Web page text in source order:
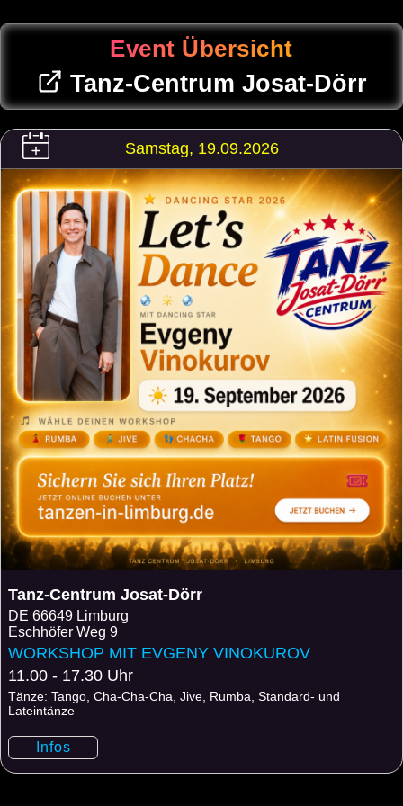
Event Übersicht
Tanz-Centrum Josat-Dörr
Samstag, 19.09.2026
Tanz-Centrum Josat-Dörr
DE 66649 Limburg
Eschhöfer Weg 9
WORKSHOP MIT EVGENY VINOKUROV
11.00 - 17.30 Uhr
Tänze: Tango, Cha-Cha-Cha, Jive, Rumba, Standard- und
Lateintänze
Infos